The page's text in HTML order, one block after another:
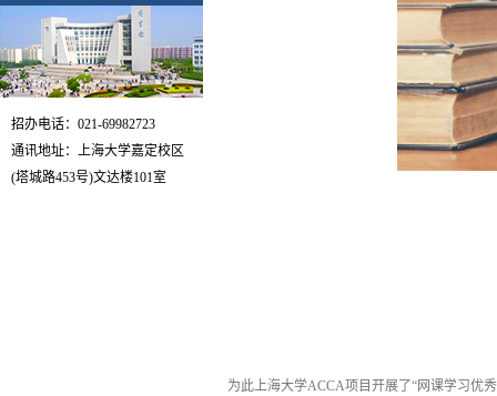
招办电话：021-69982723
通讯地址：上海大学嘉定校区
(塔城路453号)文达楼101室
为此上海大学ACCA项目开展了“网课学习优